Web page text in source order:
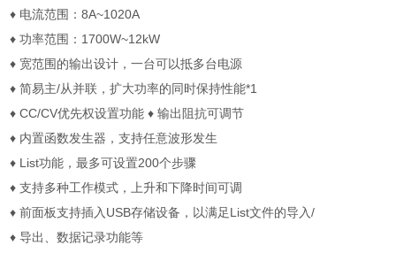
♦ 电流范围：8A~1020A
♦ 功率范围：1700W~12kW
♦ 宽范围的输出设计，一台可以抵多台电源
♦ 简易主/从并联，扩大功率的同时保持性能*1
♦ CC/CV优先权设置功能 ♦ 输出阻抗可调节
♦ 内置函数发生器，支持任意波形发生
♦ List功能，最多可设置200个步骤
♦ 支持多种工作模式，上升和下降时间可调
♦ 前面板支持插入USB存储设备，以满足List文件的导入/
♦ 导出、数据记录功能等